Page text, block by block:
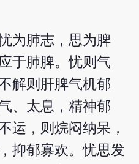
为肺志，思为脾
于肺脾。忧则气
解则肝脾气机郁
、太息，精神郁
运，则烷闷纳呆，
抑郁寡欢。忧思发